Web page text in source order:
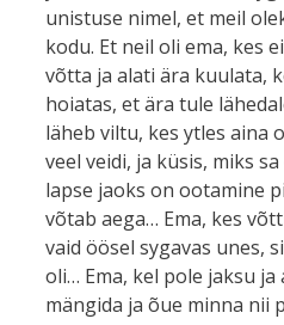
unistuse nimel, et meil
kodu. Et neil oli ema, kes
võtta ja alati ära kuulata,
hoiatas, et ära tule
läheb viltu, kes ytles aina
veel veidi, ja küsis, miks
lapse jaoks on ootamine
võtab aega… Ema, kes
vaid öösel sygavas unes,
oli… Ema, kel pole jaksu
mängida ja õue minna nii